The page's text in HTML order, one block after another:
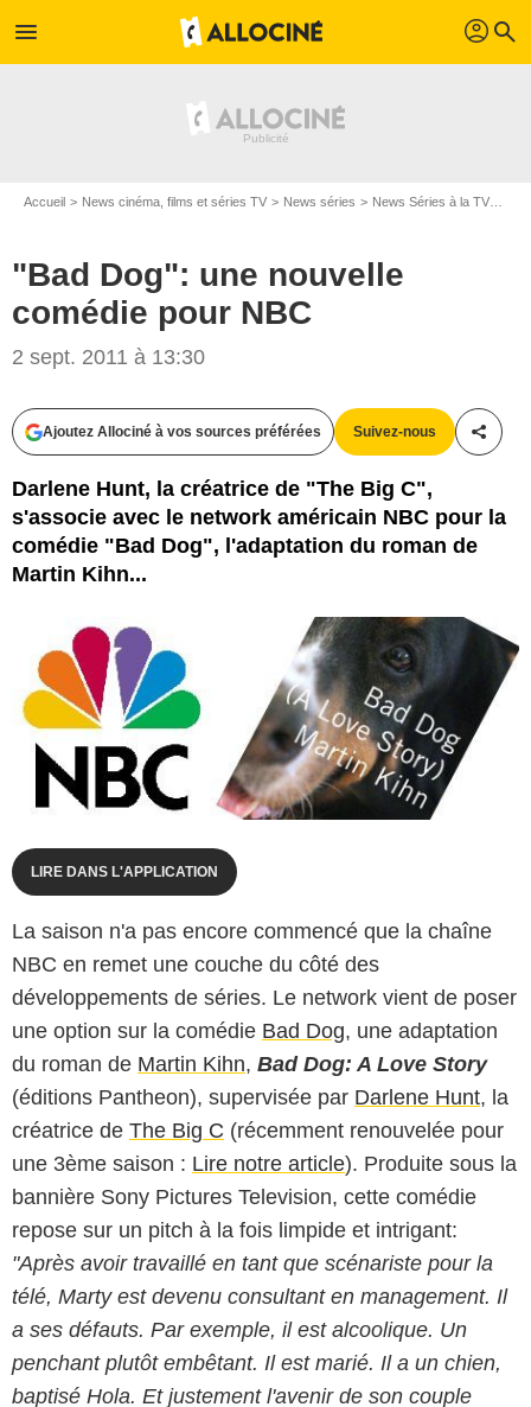
menu profil search
Accueil News cinéma, films et séries TV News séries News Séries à la TV
"Bad Dog": une nouvelle
comédie pour NBC
2 sept. 2011 à 13:30
Ajoutez Allociné à vos sources préférées Suivez-nous
Darlene Hunt, la créatrice de "The Big C",
s'associe avec le network américain NBC pour la
comédie "Bad Dog", l'adaptation du roman de
Martin Kihn...
LIRE DANS L'APPLICATION
La saison n'a pas encore commencé que la chaîne
NBC en remet une couche du côté des
développements de séries. Le network vient de poser
une option sur la comédie Bad Dog, une adaptation
du roman de Martin Kihn, Bad Dog: A Love Story
(éditions Pantheon), supervisée par Darlene Hunt, la
créatrice de The Big C (récemment renouvelée pour
une 3ème saison : Lire notre article). Produite sous la
bannière Sony Pictures Television, cette comédie
repose sur un pitch à la fois limpide et intrigant:
"Après avoir travaillé en tant que scénariste pour la
télé, Marty est devenu consultant en management. Il
a ses défauts. Par exemple, il est alcoolique. Un
penchant plutôt embêtant. Il est marié. Il a un chien,
baptisé Hola. Et justement l'avenir de son couple